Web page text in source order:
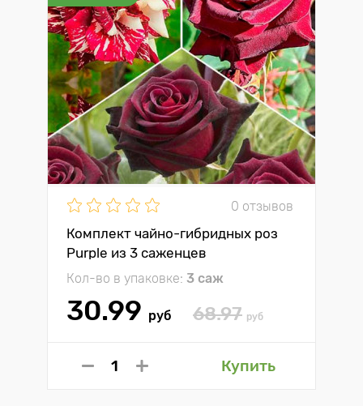
0 отзывов
Комплект чайно-гибридных роз
Purple из 3 саженцев
Кол-во в упаковке: 3 саж
30.99 руб 68.97 руб
Купить